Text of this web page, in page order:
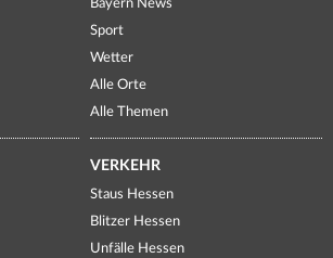
Bayern News
Sport
Wetter
Alle Orte
Alle Themen
VERKEHR
Staus Hessen
Blitzer Hessen
Unfälle Hessen